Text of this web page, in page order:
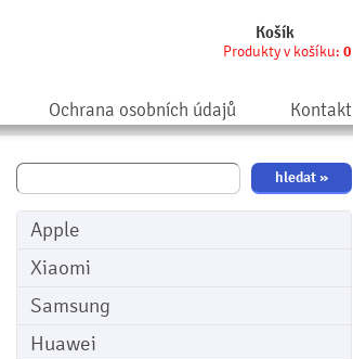
Košík
Produkty v košíku: 0
Ochrana osobních údajů Kontakt
Apple
Xiaomi
Samsung
Huawei